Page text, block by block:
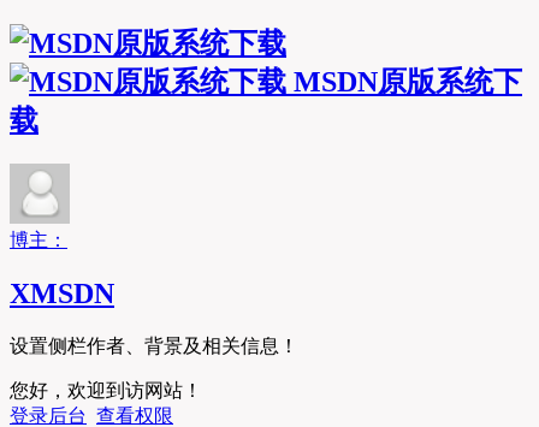
MSDN原版系统下
载
博主：
XMSDN
设置侧栏作者、背景及相关信息！
您好，欢迎到访网站！
登录后台 查看权限